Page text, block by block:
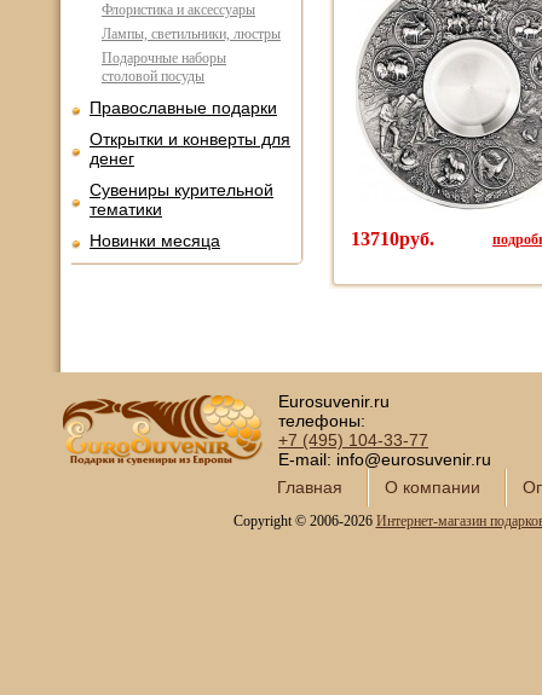
Флористика и аксессуары
Лампы, светильники, люстры
Подарочные наборы
столовой посуды
Православные подарки
Открытки и конверты для
денег
Сувениры курительной
тематики
Новинки месяца
13710руб.
Eurosuvenir.ru
телефоны:
+7 (495) 104-33-77
E-mail: info@eurosuvenir.ru
Главная
О компании
Copyright © 2006-2026 Интернет-магазин